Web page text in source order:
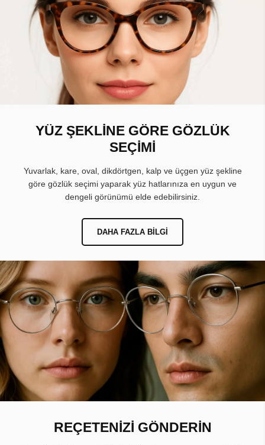
YÜZ ŞEKLİNE GÖRE GÖZLÜK
SEÇİMİ
Yuvarlak, kare, oval, dikdörtgen, kalp ve üçgen yüz şekline
göre gözlük seçimi yaparak yüz hatlarınıza en uygun ve
dengeli görünümü elde edebilirsiniz.
DAHA FAZLA BILGI
REÇETENİZİ GÖNDERİN